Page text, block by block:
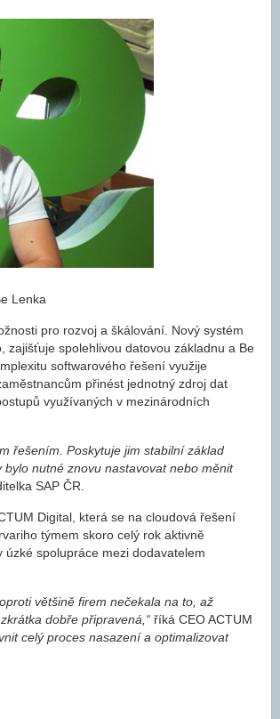
Lenka
pro rozvoj a škálování. Nový systém
spolehlivou datovou základnu a Be
softwarového řešení využije
přinést jednotný zdroj dat
využívaných v mezinárodních
řešením. Poskytuje jim stabilní základ
nutné znovu nastavovat nebo měnit
SAP ČR.
Digital, která se na cloudová řešení
týmem skoro celý rok aktivně
spolupráce mezi dodavatelem
většině firem nečekala na to, až
dobře připravená,“ říká CEO ACTUM
celý proces nasazení a optimalizovat